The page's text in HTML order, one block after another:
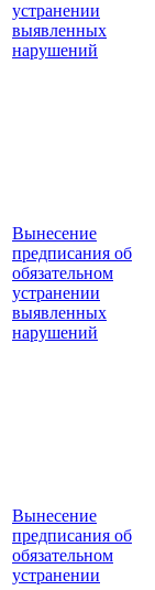
устранении
выявленных
нарушений
Вынесение
предписания об
обязательном
устранении
выявленных
нарушений
Вынесение
предписания об
обязательном
устранении